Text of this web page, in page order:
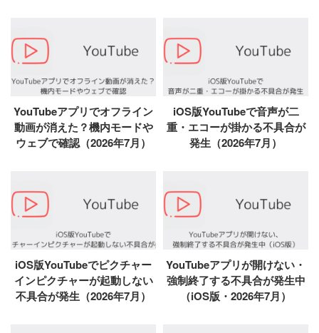
YouTubeアプリでオフライン
動画が消えた？機内モードや
ウェブで確認（2026年7月）
iOS版YouTubeで音声が二
重・エコーが掛かる不具合が
発生（2026年7月）
iOS版YouTubeでピクチャー
インピクチャーが起動しない
不具合が発生（2026年7月）
YouTubeアプリが開けない・
強制終了する不具合が発生中
（iOS版・2026年7月）